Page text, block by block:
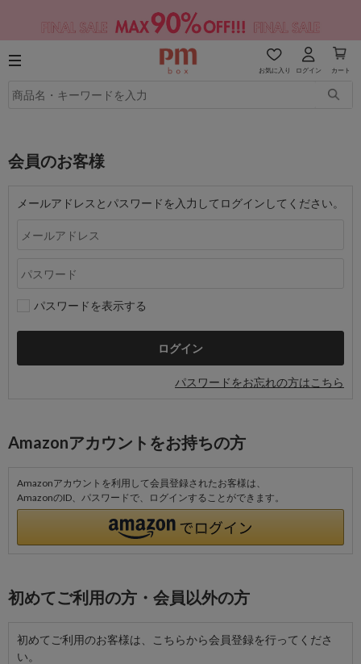
お気に入り ログイン カート
会員のお客様
メールアドレスとパスワードを入力してログインしてください。
パスワードを表示する
パスワードをお忘れの方はこちら
Amazonアカウントをお持ちの方
Amazonアカウントを利用して会員登録されたお客様は、
AmazonのID、パスワードで、ログインすることができます。
初めてご利用の方・会員以外の方
初めてご利用のお客様は、こちらから会員登録を行ってくださ
い。